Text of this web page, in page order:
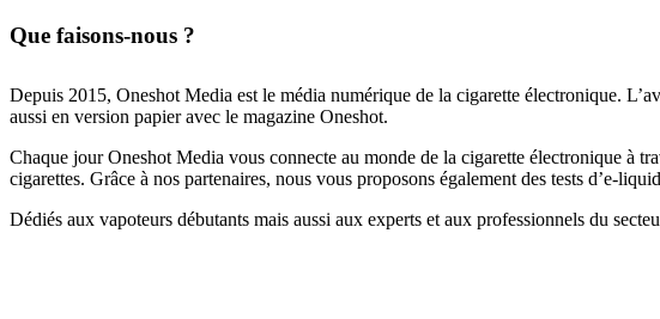
Que faisons-nous ?
Depuis 2015, Oneshot Media est le média numérique de la cigarette électronique.
aussi en version papier avec le magazine Oneshot.
Chaque jour Oneshot Media vous connecte au monde de la cigarette électronique à
cigarettes. Grâce à nos partenaires, nous vous proposons également des tests d’e-
Dédiés aux vapoteurs débutants mais aussi aux experts et aux professionnels du